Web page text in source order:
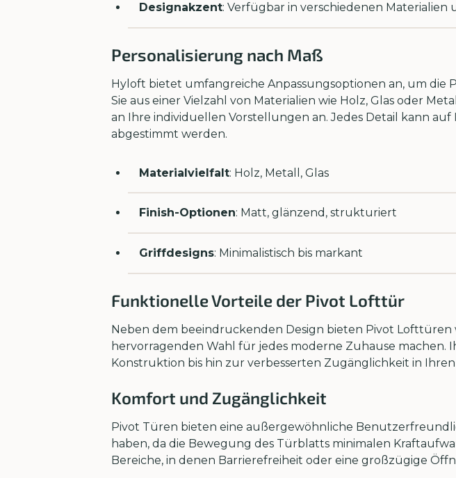
Designakzent: Verfügbar in verschiedenen Materialien
Personalisierung nach Maß
Hyloft bietet umfangreiche Anpassungsoptionen an, um
Sie aus einer Vielzahl von Materialien wie Holz, Glas oder
an Ihre individuellen Vorstellungen an. Jedes Detail kann
abgestimmt werden.
Materialvielfalt: Holz, Metall, Glas
Finish-Optionen: Matt, glänzend, strukturiert
Griffdesigns: Minimalistisch bis markant
Funktionelle Vorteile der Pivot Lofttür
Neben dem beeindruckenden Design bieten Pivot Lofttüren
hervorragenden Wahl für jedes moderne Zuhause
Konstruktion bis hin zur verbesserten Zugänglichkeit in
Komfort und Zugänglichkeit
Pivot Türen bieten eine außergewöhnliche
haben, da die Bewegung des Türblatts minimalen
Bereiche, in denen Barrierefreiheit oder eine großzügige